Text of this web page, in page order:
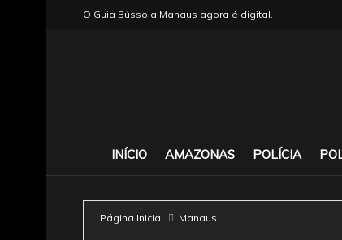
O Guia Bússola Manaus agora é digital.
INÍCIO AMAZONAS POLÍCIA
Página Inicial Manaus